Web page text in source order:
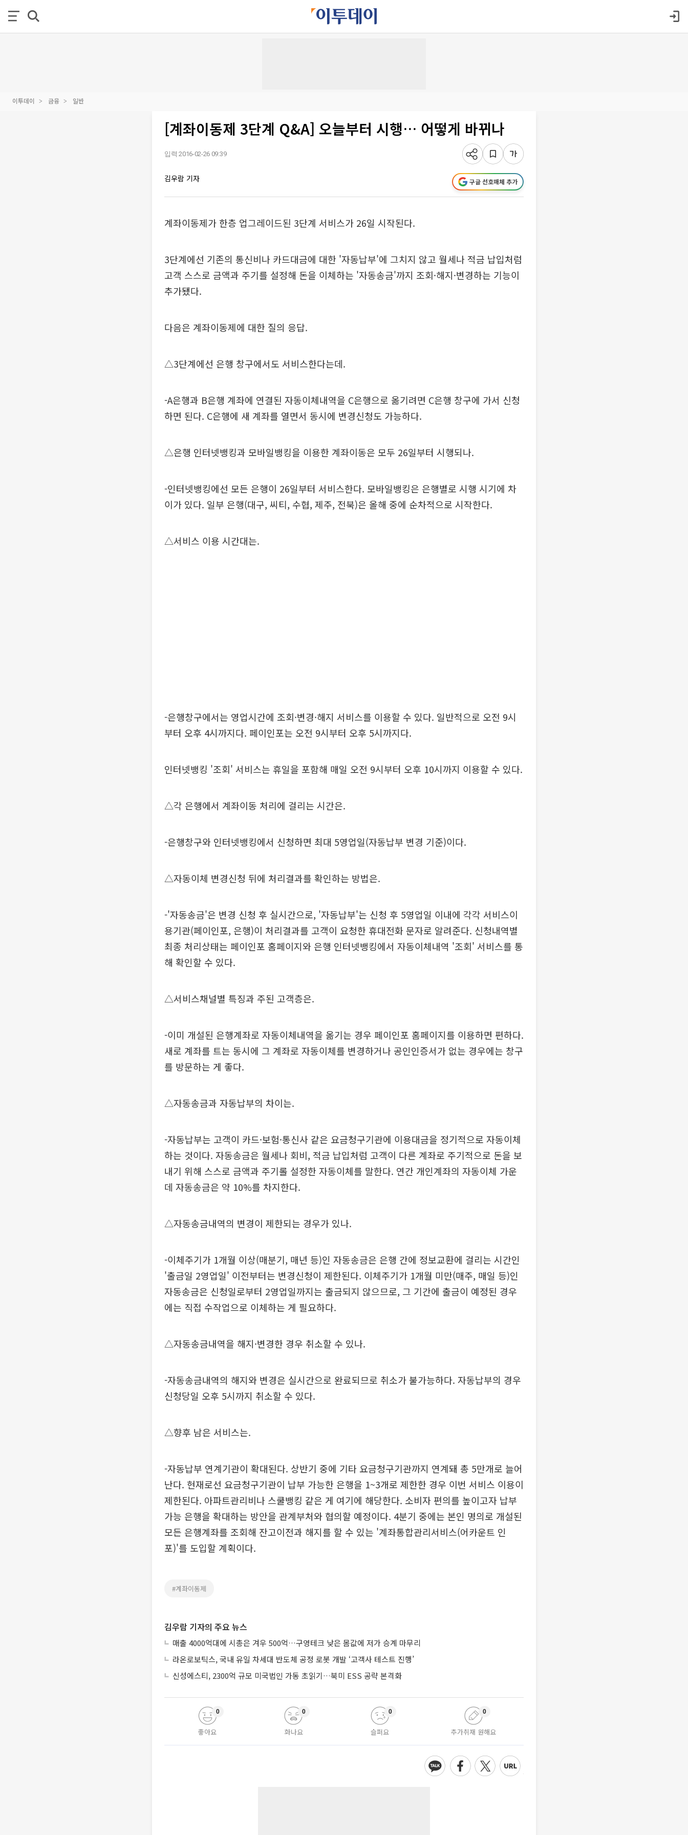
이투데이 금융 일반
[계좌이동제 3단계 Q&A] 오늘부터 시행… 어떻게 바뀌나
입력 2016-02-26 09:39
김우람 기자 구글 선호매체 추가
계좌이동제가 한층 업그레이드된 3단계 서비스가 26일 시작된다.
3단계에선 기존의 통신비나 카드대금에 대한 '자동납부'에 그치지 않고 월세나 적금 납입처럼
고객 스스로 금액과 주기를 설정해 돈을 이체하는 '자동송금'까지 조회·해지·변경하는 기능이
추가됐다.
다음은 계좌이동제에 대한 질의 응답.
△3단계에선 은행 창구에서도 서비스한다는데.
-A은행과 B은행 계좌에 연결된 자동이체내역을 C은행으로 옮기려면 C은행 창구에 가서 신청
하면 된다. C은행에 새 계좌를 열면서 동시에 변경신청도 가능하다.
△은행 인터넷뱅킹과 모바일뱅킹을 이용한 계좌이동은 모두 26일부터 시행되나.
-인터넷뱅킹에선 모든 은행이 26일부터 서비스한다. 모바일뱅킹은 은행별로 시행 시기에 차
이가 있다. 일부 은행(대구, 씨티, 수협, 제주, 전북)은 올해 중에 순차적으로 시작한다.
△서비스 이용 시간대는.
-은행창구에서는 영업시간에 조회·변경·해지 서비스를 이용할 수 있다. 일반적으로 오전 9시
부터 오후 4시까지다. 페이인포는 오전 9시부터 오후 5시까지다.
인터넷뱅킹 '조회' 서비스는 휴일을 포함해 매일 오전 9시부터 오후 10시까지 이용할 수 있다.
△각 은행에서 계좌이동 처리에 걸리는 시간은.
-은행창구와 인터넷뱅킹에서 신청하면 최대 5영업일(자동납부 변경 기준)이다.
△자동이체 변경신청 뒤에 처리결과를 확인하는 방법은.
-'자동송금'은 변경 신청 후 실시간으로, '자동납부'는 신청 후 5영업일 이내에 각각 서비스이
용기관(페이인포, 은행)이 처리결과를 고객이 요청한 휴대전화 문자로 알려준다. 신청내역별
최종 처리상태는 페이인포 홈페이지와 은행 인터넷뱅킹에서 자동이체내역 '조회' 서비스를 통
해 확인할 수 있다.
△서비스채널별 특징과 주된 고객층은.
-이미 개설된 은행계좌로 자동이체내역을 옮기는 경우 페이인포 홈페이지를 이용하면 편하다.
새로 계좌를 트는 동시에 그 계좌로 자동이체를 변경하거나 공인인증서가 없는 경우에는 창구
를 방문하는 게 좋다.
△자동송금과 자동납부의 차이는.
-자동납부는 고객이 카드·보험·통신사 같은 요금청구기관에 이용대금을 정기적으로 자동이체
하는 것이다. 자동송금은 월세나 회비, 적금 납입처럼 고객이 다른 계좌로 주기적으로 돈을 보
내기 위해 스스로 금액과 주기롤 설정한 자동이체를 말한다. 연간 개인계좌의 자동이체 가운
데 자동송금은 약 10%를 차지한다.
△자동송금내역의 변경이 제한되는 경우가 있나.
-이체주기가 1개월 이상(매분기, 매년 등)인 자동송금은 은행 간에 정보교환에 걸리는 시간인
'출금일 2영업일' 이전부터는 변경신청이 제한된다. 이체주기가 1개월 미만(매주, 매일 등)인
자동송금은 신청일로부터 2영업일까지는 출금되지 않으므로, 그 기간에 출금이 예정된 경우
에는 직접 수작업으로 이체하는 게 필요하다.
△자동송금내역을 해지·변경한 경우 취소할 수 있나.
-자동송금내역의 해지와 변경은 실시간으로 완료되므로 취소가 불가능하다. 자동납부의 경우
신청당일 오후 5시까지 취소할 수 있다.
△향후 남은 서비스는.
-자동납부 연계기관이 확대된다. 상반기 중에 기타 요금청구기관까지 연계돼 총 5만개로 늘어
난다. 현재로선 요금청구기관이 납부 가능한 은행을 1~3개로 제한한 경우 이번 서비스 이용이
제한된다. 아파트관리비나 스쿨뱅킹 같은 게 여기에 해당한다. 소비자 편의를 높이고자 납부
가능 은행을 확대하는 방안을 관계부처와 협의할 예정이다. 4분기 중에는 본인 명의로 개설된
모든 은행계좌를 조회해 잔고이전과 해지를 할 수 있는 '계좌통합관리서비스(어카운트 인
포)'를 도입할 계획이다.
#계좌이동제
김우람 기자의 주요 뉴스
매출 4000억대에 시총은 겨우 500억…구영테크 낮은 몸값에 저가 승계 마무리
라온로보틱스, 국내 유일 차세대 반도체 공정 로봇 개발 ‘고객사 테스트 진행’
신성에스티, 2300억 규모 미국법인 가동 초읽기…북미 ESS 공략 본격화
좋아요
0
화나요
0
슬퍼요
0
추가취재 원해요
0